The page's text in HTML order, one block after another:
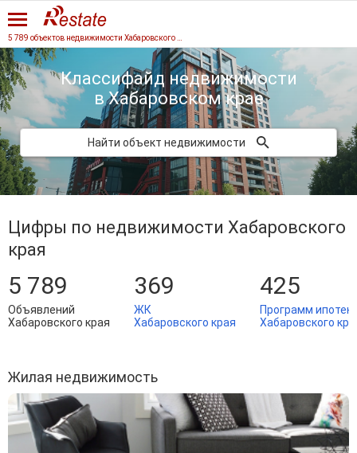
Классифайд недвижимости
в Хабаровском крае
Найти объект недвижимости
Цифры по недвижимости Хабаровского
края
5 789
Объявлений
Хабаровского края
369
ЖК
Хабаровского края
425
Программ
Хабаровского
Жилая недвижимость